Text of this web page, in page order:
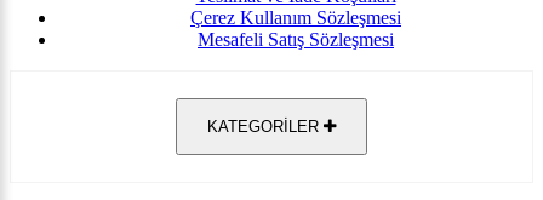
Çerez Kullanım Sözleşmesi
Mesafeli Satış Sözleşmesi
KATEGORİLER